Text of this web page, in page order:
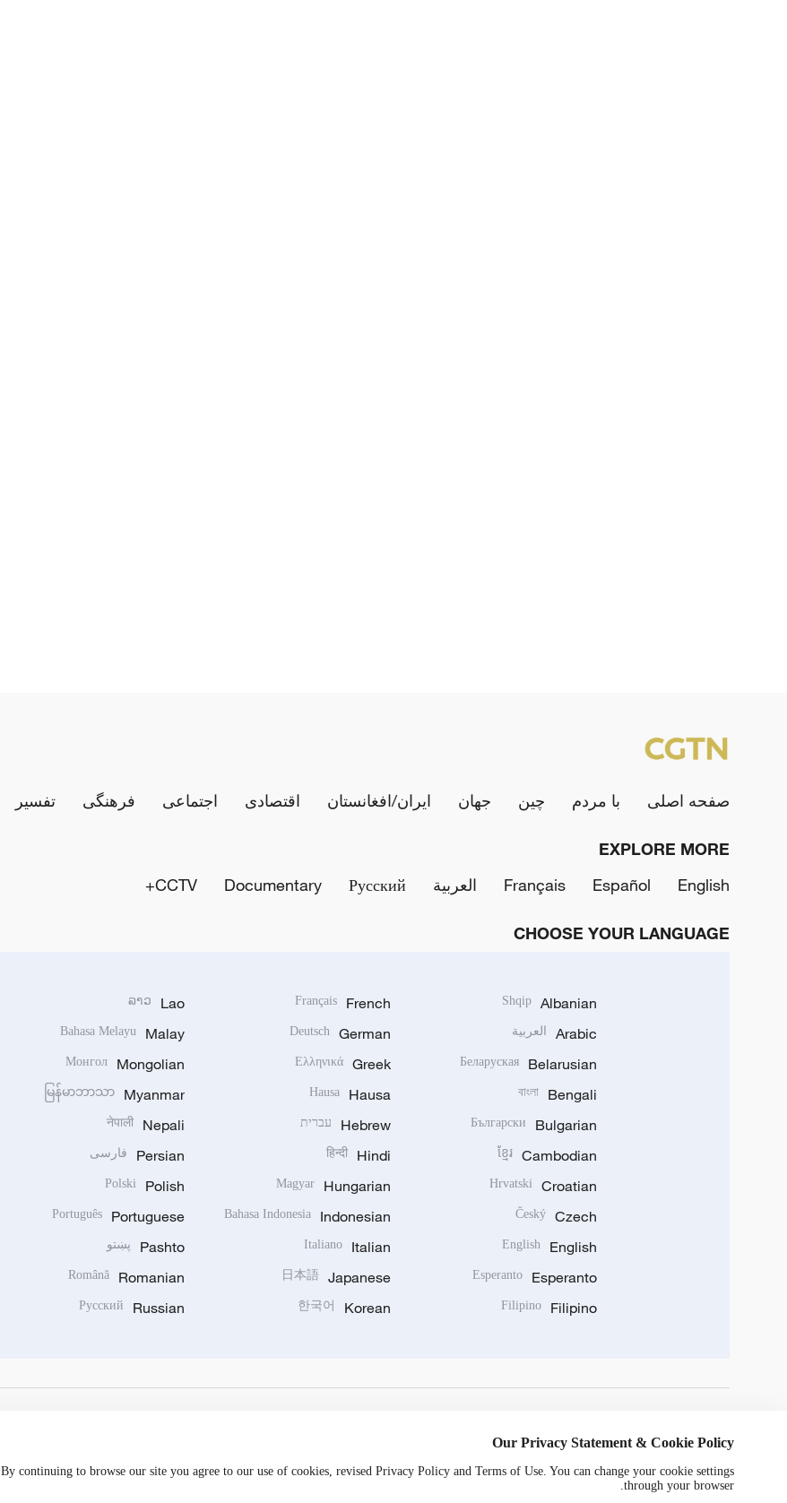
صفحه اصلی با مردم چین جهان ایران/افغانستان اقتصادی اجتماعی فرهنگی تفسیر
EXPLORE MORE
English
Español
Français العربية Русский
Documentary
CCTV+
CHOOSE YOUR LANGUAGE
Albanian
Shqip
Arabic العربية
Belarusian
Беларуская
Bengali
বাংলা
Bulgarian
Български
Cambodian
ខ្មែរ
Croatian
Hrvatski
Czech
Český
English
English
Esperanto
Esperanto
Filipino
Filipino
French
Français
German
Deutsch
Greek
Ελληνικά
Hausa
Hausa
Hebrew עברית
Hindi
हिन्दी
Hungarian
Magyar
Indonesian
Bahasa Indonesia
Italian
Italiano
Japanese
日本語
Korean
한국어
Lao
ລາວ
Malay
Bahasa Melayu
Mongolian
Монгол
Myanmar
မြန်မာဘာသာ
Nepali
नेपाली
Persian فارسی
Polish
Polski
Portuguese
Português
Pashto پښتو
Romanian
Română
Russian
Русский
Our Privacy Statement & Cookie Policy
By continuing to browse our site you agree to our use of cookies, revised Privacy Policy and Terms of Use. You can change your cookie settings
through your browser.